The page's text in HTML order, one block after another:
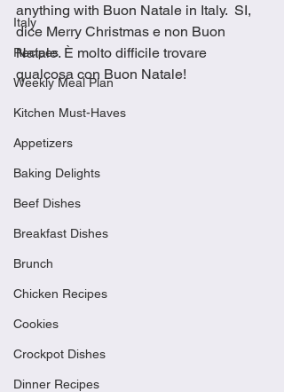
Italy
Recipes
Weekly Meal Plan
Kitchen Must-Haves
Appetizers
Baking Delights
Beef Dishes
Breakfast Dishes
Brunch
Chicken Recipes
Cookies
Crockpot Dishes
Dinner Recipes
anything with Buon Natale in Italy.  SI,
dice Merry Christmas e non Buon
Natale. È molto difficile trovare
qualcosa con Buon Natale!